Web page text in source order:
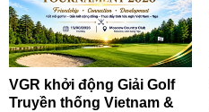
VGR khởi động Giải Golf
Truyền thống Vietnam &